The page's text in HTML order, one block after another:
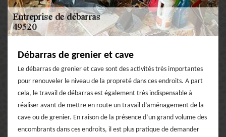
Débarras de grenier et cave
Le débarras de grenier et cave sont des activités très importantes
pour renouveler le niveau de la propreté dans ces endroits. A part
cela, le travail de débarras est également très indispensable à
réaliser avant de mettre en route un travail d’aménagement de la
cave ou de grenier. En raison de la présence d’un grand volume des
encombrants dans ces endroits, il est plus pratique de demander